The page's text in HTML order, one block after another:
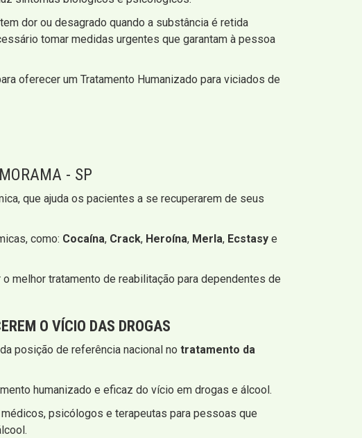
dor ou desagrado quando a substância é retida
tomar medidas urgentes que garantam à pessoa
oferecer um Tratamento Humanizado para viciados de
- SP
que ajuda os pacientes a se recuperarem de seus
como: Cocaína, Crack, Heroína, Merla, Ecstasy e
o melhor tratamento de reabilitação para dependentes de
O VÍCIO DAS DROGAS
posição de referência nacional no tratamento da
humanizado e eficaz do vício em drogas e álcool.
psicólogos e terapeutas para pessoas que